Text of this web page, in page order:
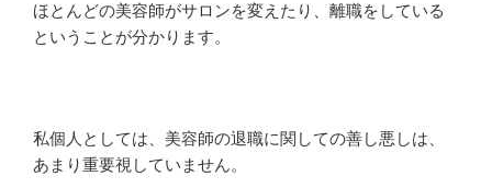
ほとんどの美容師がサロンを変えたり、離職をしている
ということが分かります。
私個人としては、美容師の退職に関しての善し悪しは、
あまり重要視していません。